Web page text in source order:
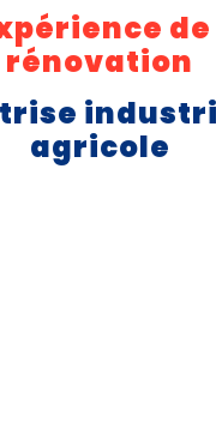
rénovation
agricole